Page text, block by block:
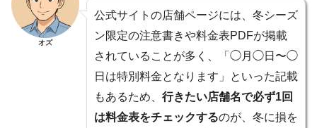
オズ
公式サイトの店舗ページには、冬シーズ
ン限定の注意書きや料金表PDFが掲載
されていることが多く、「◯月◯日〜◯
日は特別料金となります」といった記載
もあるため、 行きたい店舗名で必ず1回
は料金表をチェックするのが、冬に損を